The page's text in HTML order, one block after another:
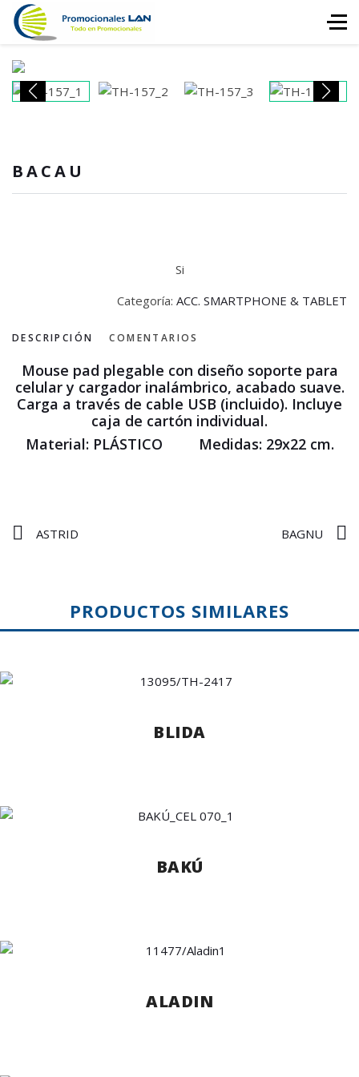
BACAU
Si
Categoría: ACC. SMARTPHONE & TABLET
DESCRIPCIÓN COMENTARIOS
Mouse pad plegable con diseño soporte para
celular y cargador inalámbrico, acabado suave.
Carga a través de cable USB (incluido). Incluye
caja de cartón individual.
Material: PLÁSTICO Medidas: 29x22 cm.
ASTRID BAGNU
PRODUCTOS SIMILARES
BLIDA
BAKÚ
ALADIN